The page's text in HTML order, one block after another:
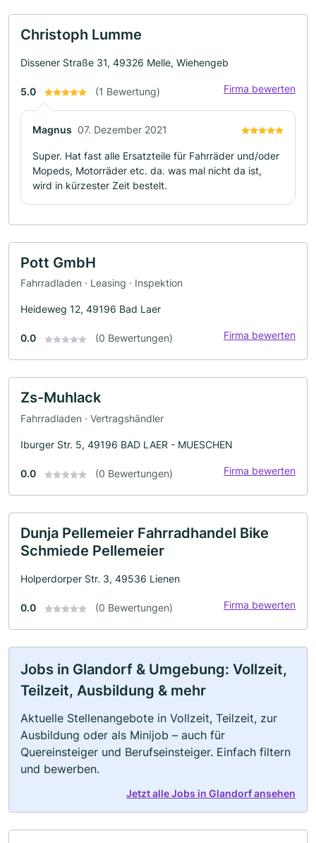
Christoph Lumme
Dissener Straße 31, 49326 Melle, Wiehengeb
5.0 (1 Bewertung) Firma bewerten
Magnus 07. Dezember 2021
Super. Hat fast alle Ersatzteile für Fahrräder und/oder
Mopeds, Motorräder etc. da. was mal nicht da ist,
wird in kürzester Zeit bestelt.
Pott GmbH
Fahrradladen · Leasing · Inspektion
Heideweg 12, 49196 Bad Laer
0.0 (0 Bewertungen) Firma bewerten
Zs-Muhlack
Fahrradladen · Vertragshändler
Iburger Str. 5, 49196 BAD LAER - MUESCHEN
0.0 (0 Bewertungen) Firma bewerten
Dunja Pellemeier Fahrradhandel Bike
Schmiede Pellemeier
Holperdorper Str. 3, 49536 Lienen
0.0 (0 Bewertungen) Firma bewerten
Jobs in Glandorf & Umgebung: Vollzeit,
Teilzeit, Ausbildung & mehr
Aktuelle Stellenangebote in Vollzeit, Teilzeit, zur
Ausbildung oder als Minijob – auch für
Quereinsteiger und Berufseinsteiger. Einfach filtern
und bewerben.
Jetzt alle Jobs in Glandorf ansehen